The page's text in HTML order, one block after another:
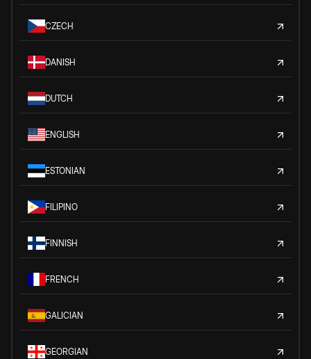
CZECH
DANISH
DUTCH
ENGLISH
ESTONIAN
FILIPINO
FINNISH
FRENCH
GALICIAN
GEORGIAN